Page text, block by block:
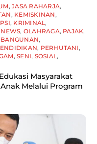
,JASA RAHARJA,
, KEMISKINAN ,
, KRIMINAL ,
NEWS, OLAHRAGA, PAJAK,
,
, PERHUTANI ,
,SENI, SOSIAL ,
Masyarakat
Melalui Program